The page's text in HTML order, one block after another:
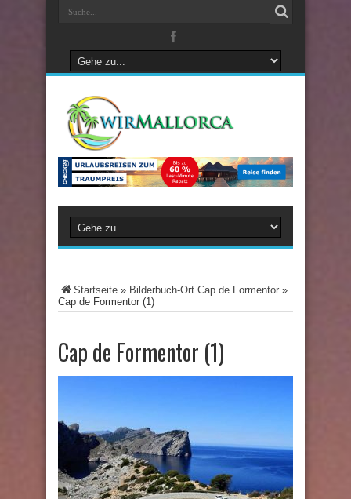
Startseite » Bilderbuch-Ort Cap de Formentor »
Cap de Formentor (1)
Cap de Formentor (1)